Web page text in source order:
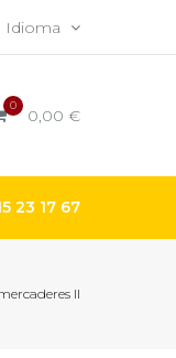
Idioma
0 0,00 €
23 17 67
II